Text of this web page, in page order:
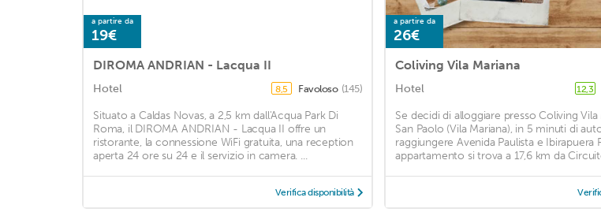
a partire da
19€
DIROMA ANDRIAN - Lacqua II
Hotel 8,5 Favoloso (145)
Situato a Caldas Novas, a 2,5 km dall'Acqua Park Di
Roma, il DIROMA ANDRIAN - Lacqua II offre un
ristorante, la connessione WiFi gratuita, una reception
aperta 24 ore su 24 e il servizio in camera. ...
Verifica disponibilità
a partire da
26€
Coliving Vila Mariana
Hotel 12,3
Se decidi di alloggiare presso Coliving Vila
San Paolo (Vila Mariana), in 5 minuti di
raggiungere Avenida Paulista e Ibirapuera
appartamento si trova a 17,6 km da